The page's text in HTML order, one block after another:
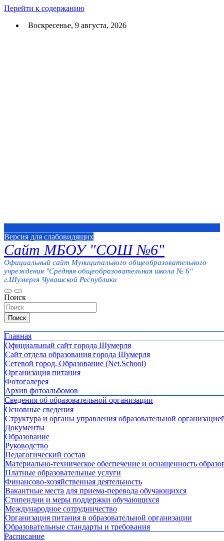
Перейти к содержанию
Воскресенье, 9 августа, 2026
Версия для слабовидящих
Сайт МБОУ "СОШ №6"
Официальный сайт Муниципального общеобразовательного
учреждения "Средняя общеобразовательная школа № 6"
г.Шумерля Чувашской Республики
Поиск
Поиск
Главная
Официальный сайт города Шумерля
Сайт отдела образования города Шумерля
Сетевой город. Образование (Net.School)
Организация питания
Фотогалерея
Архив фотоальбомов
Сведения об образовательной организации
Основные сведения
Структура и органы управления образовательной
Документы
Образование
Руководство
Педагогический состав
Материально-техническое обеспечение и оснащенность
Платные образовательные услуги
Финансово-хозяйственная деятельность
Вакантные места для приема-перевода обучающихся
Стипендии и меры поддержки обучающихся
Международное сотрудничество
Организация питания в образовательной организации
Образовательные стандарты и требования
Расписание